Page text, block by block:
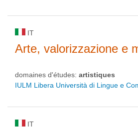
IT
Arte, valorizzazione e
domaines d'études: artistiques
IULM Libera Università di Lingue e
IT